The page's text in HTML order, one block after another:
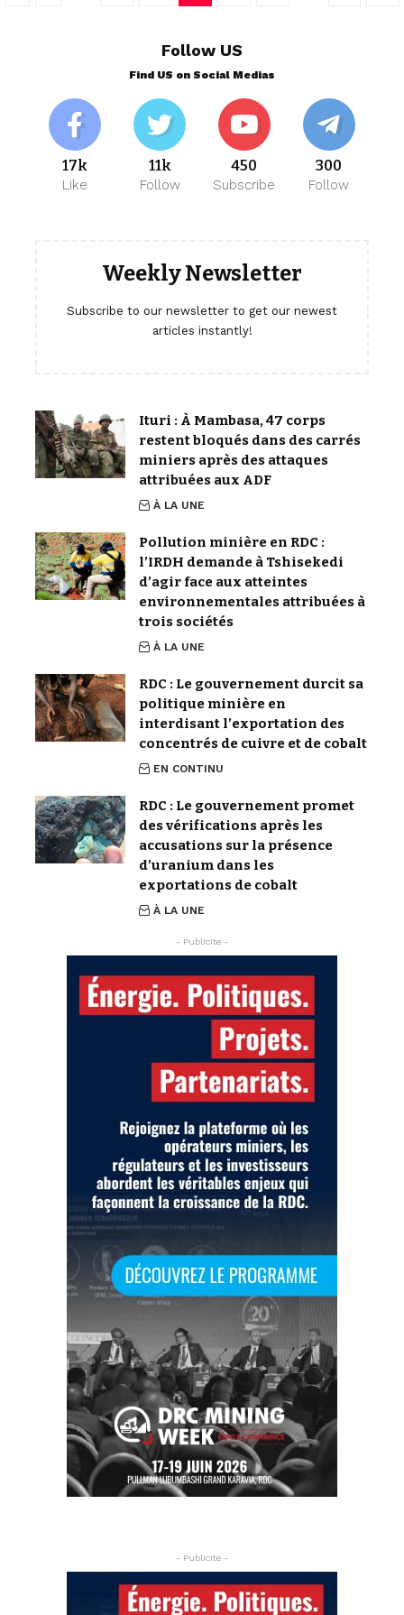
Follow US
Find US on Social Medias
17k
Like
11k
Follow
450
Subscribe
300
Follow
Weekly Newsletter
Subscribe to our newsletter to get our newest
articles instantly!
Ituri : À Mambasa, 47 corps
restent bloqués dans des carrés
miniers après des attaques
attribuées aux ADF
À LA UNE
Pollution minière en RDC :
l’IRDH demande à Tshisekedi
d’agir face aux atteintes
environnementales attribuées à
trois sociétés
À LA UNE
RDC : Le gouvernement durcit sa
politique minière en
interdisant l’exportation des
concentrés de cuivre et de cobalt
EN CONTINU
RDC : Le gouvernement promet
des vérifications après les
accusations sur la présence
d’uranium dans les
exportations de cobalt
À LA UNE
- Publicite -
- Publicite -